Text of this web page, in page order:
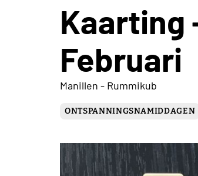
Kaarting
Februari
Manillen - Rummikub
ONTSPANNINGSNAMIDDAGEN